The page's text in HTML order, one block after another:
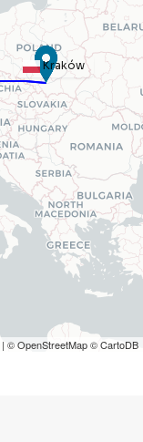
Kraków
| © OpenStreetMap © CartoDB